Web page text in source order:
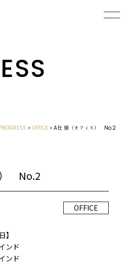
PROGRESS > OFFICE> A社 様（オフィス） No.2
） No.2
OFFICE
】
ンド
ンド